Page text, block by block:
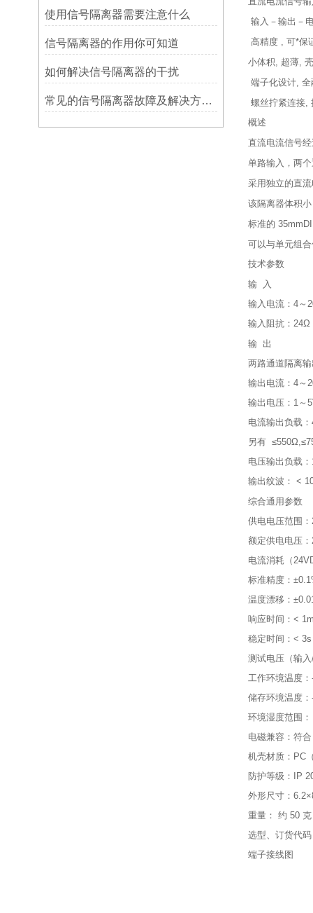
使用信号隔离器需要注意什么
信号隔离器的作用你可知道
如何解决信号隔离器的干扰
常见的信号隔离器故障及解决方案，你知道吗？
输入－输出－
高精度 , 可*保
小体积, 超薄,
端子化设计,
螺丝拧紧连接,
概述
直流电流信号
单路输入，两
采用独立的直
该隔离器体积
标准的
可以与单元组
技术参数
输 入
输入电流：4～
输入阻抗：24Ω
输 出
两路通道隔离
输出电流：4～
输出电压：1～
电流输出负载
另有
电压输出负载
输出纹波： <
综合通用参数
供电电压范围
额定供电电压
电流消耗（
标准精度：
温度漂移：
响应时间：<
稳定时间：< 3s
测试电压（输
工作环境温度
储存环境温度
环境湿度范围
电磁兼容：符
机壳材质：PC
防护等级：IP
外形尺寸：
重量： 约 50 克
选型、订货代码
端子接线图